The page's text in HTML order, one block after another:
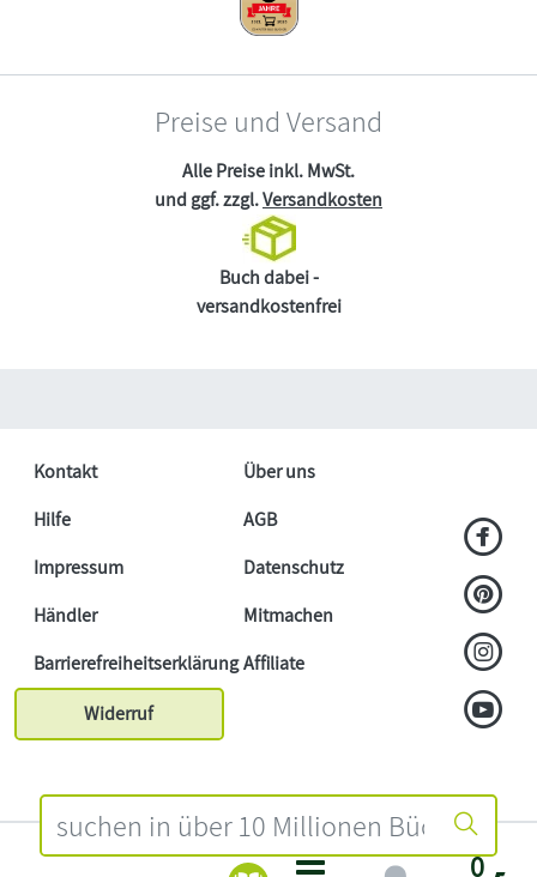
0
Preise und Versand
Alle Preise inkl. MwSt.
und ggf. zzgl.Versandkosten
Buch dabei -
versandkostenfrei
Kontakt
Über uns
Hilfe
AGB
Impressum
Datenschutz
Händler
Mitmachen
BarrierefreiheitserklärungAffiliate
Widerruf